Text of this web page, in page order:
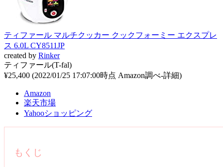
ティファール マルチクッカー クックフォーミー エクスプレ
ス 6.0L CY8511JP
created by Rinker
ティファール(T-fal)
¥25,400 (2022/01/25 17:07:00時点 Amazon調べ-詳細)
Amazon
楽天市場
Yahooショッピング
もくじ